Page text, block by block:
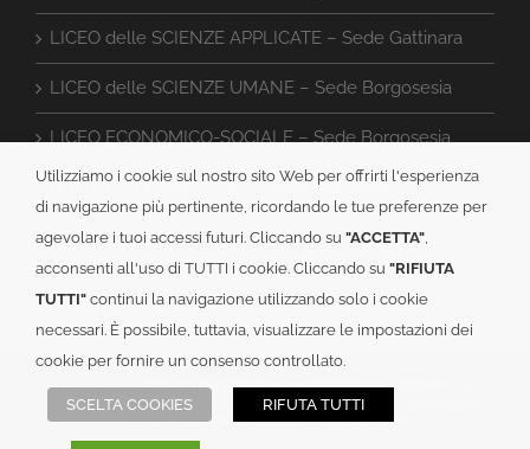
LICEO delle SCIENZE APPLICATE – Sede Gattinara
LICEO delle SCIENZE UMANE – Sede Borgosesia
LICEO ECONOMICO-SOCIALE – Sede Borgosesia
ISTITUTO TECNICO CAT – Sede Gattinara
© 2019-2026ISTITUTO DI ISTRUZIONE SUPERIORE “G. FERRARI”
Rights Reserved | C.F.: 82003150024 |
Informativa PRIVACY
Powered by2000net Srl| PlatformSmartWEB360°
Utilizziamo i cookie sul nostro sito Web per offrirti l'esperienza
di navigazione più pertinente, ricordando le tue preferenze per
agevolare i tuoi accessi futuri. Cliccando su "ACCETTA"
acconsenti all'uso di TUTTI i cookie. Cliccando su "RIFIUTA
TUTTI"continui la navigazione utilizzando solo i cookie
necessari. È possibile, tuttavia, visualizzare le impostazioni dei
cookie per fornire un consenso controllato.
SCELTA COOKIES RIFUTA TUTTI